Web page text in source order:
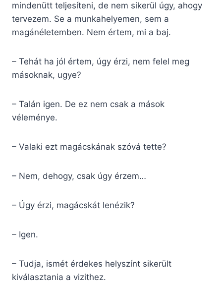
mindenütt teljesíteni, de nem sikerül úgy, ahogy
tervezem. Se a munkahelyemen, sem a
magánéletemben. Nem értem, mi a baj.
– Tehát ha jól értem, úgy érzi, nem felel meg
másoknak, ugye?
– Talán igen. De ez nem csak a mások
véleménye.
– Valaki ezt magácskának szóvá tette?
– Nem, dehogy, csak úgy érzem…
– Úgy érzi, magácskát lenézik?
– Igen.
– Tudja, ismét érdekes helyszínt sikerült
kiválasztania a vizithez.